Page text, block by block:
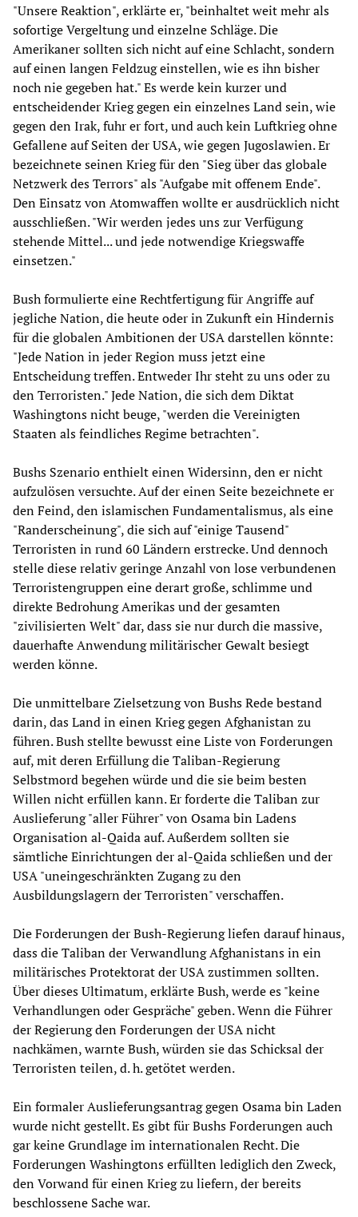
"Unsere Reaktion", erklärte er, "beinhaltet weit mehr als
sofortige Vergeltung und einzelne Schläge. Die
Amerikaner sollten sich nicht auf eine Schlacht, sondern
auf einen langen Feldzug einstellen, wie es ihn bisher
noch nie gegeben hat." Es werde kein kurzer und
entscheidender Krieg gegen ein einzelnes Land sein, wie
gegen den Irak, fuhr er fort, und auch kein Luftkrieg ohne
Gefallene auf Seiten der USA, wie gegen Jugoslawien. Er
bezeichnete seinen Krieg für den "Sieg über das globale
Netzwerk des Terrors" als "Aufgabe mit offenem Ende".
Den Einsatz von Atomwaffen wollte er ausdrücklich nicht
ausschließen. "Wir werden jedes uns zur Verfügung
stehende Mittel... und jede notwendige Kriegswaffe
einsetzen."
Bush formulierte eine Rechtfertigung für Angriffe auf
jegliche Nation, die heute oder in Zukunft ein Hindernis
für die globalen Ambitionen der USA darstellen könnte:
"Jede Nation in jeder Region muss jetzt eine
Entscheidung treffen. Entweder Ihr steht zu uns oder zu
den Terroristen." Jede Nation, die sich dem Diktat
Washingtons nicht beuge, "werden die Vereinigten
Staaten als feindliches Regime betrachten".
Bushs Szenario enthielt einen Widersinn, den er nicht
aufzulösen versuchte. Auf der einen Seite bezeichnete er
den Feind, den islamischen Fundamentalismus, als eine
"Randerscheinung", die sich auf "einige Tausend"
Terroristen in rund 60 Ländern erstrecke. Und dennoch
stelle diese relativ geringe Anzahl von lose verbundenen
Terroristengruppen eine derart große, schlimme und
direkte Bedrohung Amerikas und der gesamten
"zivilisierten Welt" dar, dass sie nur durch die massive,
dauerhafte Anwendung militärischer Gewalt besiegt
werden könne.
Die unmittelbare Zielsetzung von Bushs Rede bestand
darin, das Land in einen Krieg gegen Afghanistan zu
führen. Bush stellte bewusst eine Liste von Forderungen
auf, mit deren Erfüllung die Taliban-Regierung
Selbstmord begehen würde und die sie beim besten
Willen nicht erfüllen kann. Er forderte die Taliban zur
Auslieferung "aller Führer" von Osama bin Ladens
Organisation al-Qaida auf. Außerdem sollten sie
sämtliche Einrichtungen der al-Qaida schließen und der
USA "uneingeschränkten Zugang zu den
Ausbildungslagern der Terroristen" verschaffen.
Die Forderungen der Bush-Regierung liefen darauf hinaus,
dass die Taliban der Verwandlung Afghanistans in ein
militärisches Protektorat der USA zustimmen sollten.
Über dieses Ultimatum, erklärte Bush, werde es "keine
Verhandlungen oder Gespräche" geben. Wenn die Führer
der Regierung den Forderungen der USA nicht
nachkämen, warnte Bush, würden sie das Schicksal der
Terroristen teilen, d. h. getötet werden.
Ein formaler Auslieferungsantrag gegen Osama bin Laden
wurde nicht gestellt. Es gibt für Bushs Forderungen auch
gar keine Grundlage im internationalen Recht. Die
Forderungen Washingtons erfüllten lediglich den Zweck,
den Vorwand für einen Krieg zu liefern, der bereits
beschlossene Sache war.